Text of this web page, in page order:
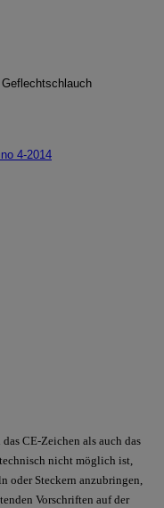
4-2014
CE-Zeichen als auch das
nicht möglich ist,
oder Steckern anzubringen,
Vorschriften auf der